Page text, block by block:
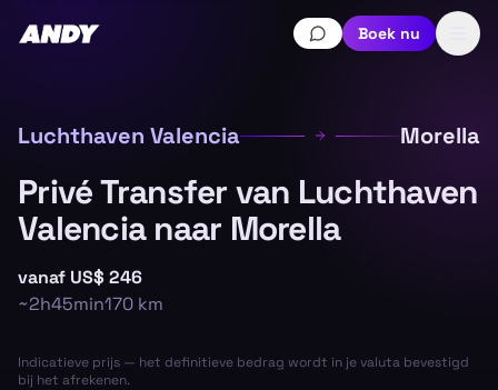
Boek nu
Luchthaven Valencia Morella
Privé Transfer van Luchthaven
Valencia naar Morella
vanaf US$ 246
~2h45min170 km
Indicatieve prijs — het definitieve bedrag wordt in je valuta bevestigd
bij het afrekenen.